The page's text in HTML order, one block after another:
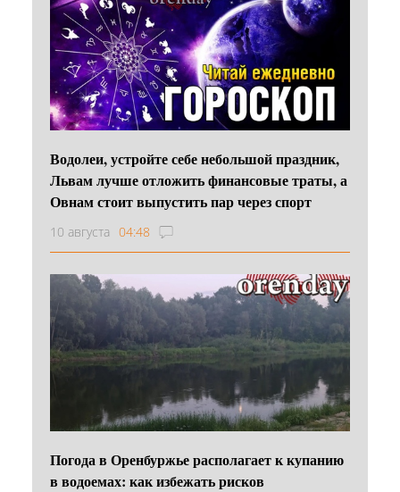
Водолеи, устройте себе небольшой праздник,
Львам лучше отложить финансовые траты, а
Овнам стоит выпустить пар через спорт
10 августа 04:48
Погода в Оренбуржье располагает к купанию
в водоемах: как избежать рисков